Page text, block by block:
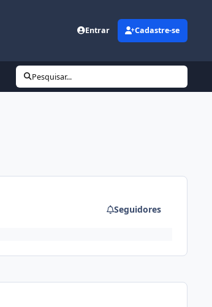
Entrar Cadastre-se
Pesquisar...
Seguidores